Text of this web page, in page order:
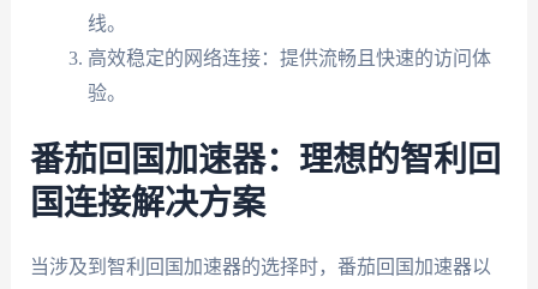
线。
高效稳定的网络连接：提供流畅且快速的访问体
验。
番茄回国加速器：理想的智利回
国连接解决方案
当涉及到智利回国加速器的选择时，番茄回国加速器以